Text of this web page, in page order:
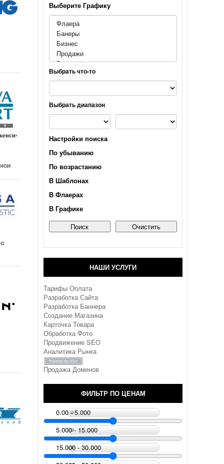
Алтайский край
Амурская область
Архангельская область
Башкортостанa
Белгородская область
Брянская область
Владимирская область
Волгоградская область
Вологодская область
Воронежская область
Дагестан
Еврейская АО
Забайкальский край
Запорожская область
Ивановская область
Ингушетия
Иркутская область
Выберите Графику
Выбрать что-то
Выбрать диапазон
Настройки поиска
По убыванию
По возрастанию
В Шаблонах
В Флаерах
В Графике
НАШИ УСЛУГИ
Тарифы Оплата
Разработка Сайта
Разработка Баннера
Создание Магазина
Карточка Товара
Обработка Фото
Продвижение SEO
Аналитика Рынка
Продажа Доменов
ФИЛЬТР ПО ЦЕНАМ
0.00 - 5.000
5.000 - 15.000
15.000 - 30.000